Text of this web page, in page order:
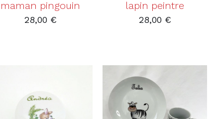
maman pingouin
28,00 €
lapin peintre
28,00 €
AJOUTER AU PANIER
AJOUTER AU PANIER